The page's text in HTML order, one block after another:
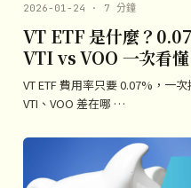
2026-01-24 · 7 分鐘
VT ETF 是什麼？
VTI vs VOO 一次看懂
VT ETF 費用率只要 0.07%，一
VTI、VOO 差在哪 …